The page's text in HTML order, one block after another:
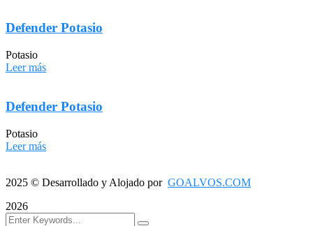
Defender Potasio
Potasio
Leer más
Defender Potasio
Potasio
Leer más
2025 © Desarrollado y Alojado por GOALVOS.COM
2026